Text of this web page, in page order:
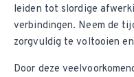
leiden tot slordige
verbindingen. Neem de
zorgvuldig te voltooien
Door deze